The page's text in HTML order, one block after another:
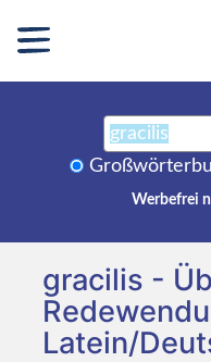
Werbefrei
gracilis -
Latein/